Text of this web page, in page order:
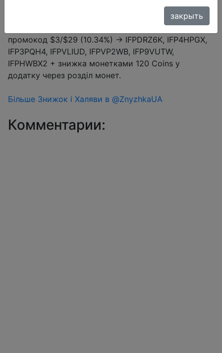
Купон продавця $2 (промокод KEXY7J6BE18Y) +
промокод $3/$29 (10.34%) → IFPDRZ6K, IFP4HPGX,
IFP3PQH4, IFPVLIUD, IFPVP2WB, IFP9VUTW,
IFPHWBX2 + знижка монетками 120 Coins у
додатку через розділ монет.
Більше Знижок і Халяви в @ZnyzhkaUA
Комментарии:
закрыть